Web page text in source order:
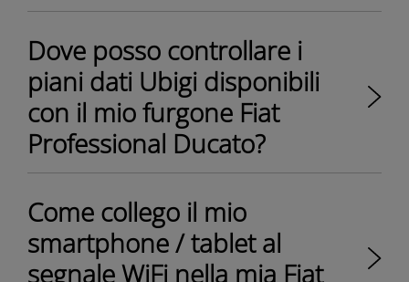
Dove posso controllare i
piani dati Ubigi disponibili
con il mio furgone Fiat
Professional Ducato?
Come collego il mio
smartphone / tablet al
segnale WiFi nella mia Fiat